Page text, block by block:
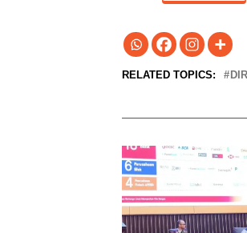
RELATED TOPICS: